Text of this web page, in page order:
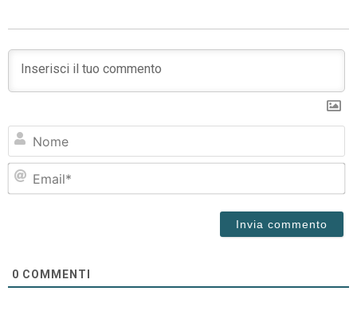
0 COMMENTI